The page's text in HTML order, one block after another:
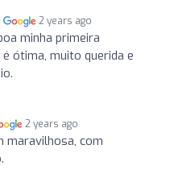
2 years ago
minha primeira
ótima, muito querida e
2 years ago
maravilhosa, com